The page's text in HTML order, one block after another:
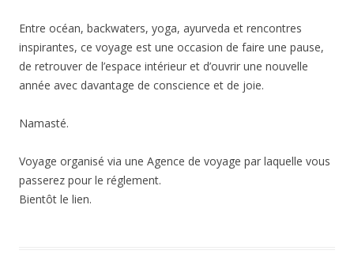
Entre océan, backwaters, yoga, ayurveda et rencontres
inspirantes, ce voyage est une occasion de faire une pause,
de retrouver de l’espace intérieur et d’ouvrir une nouvelle
année avec davantage de conscience et de joie.
Namasté.
Voyage organisé via une Agence de voyage par laquelle vous
passerez pour le réglement.
Bientôt le lien.